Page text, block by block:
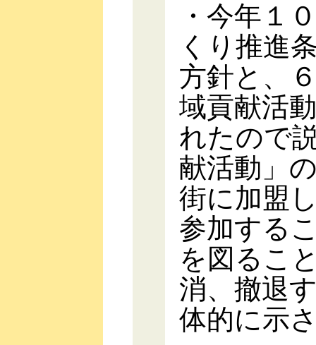
・今年１
くり推進
方針と、
域貢献活
れたので
献活動」
街に加盟
参加する
を図るこ
消、撤退
体的に示